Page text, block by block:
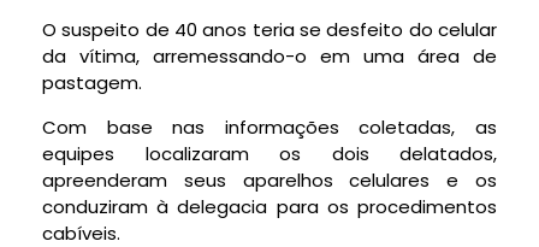
O suspeito de 40 anos teria se desfeito do celular
da vítima, arremessando-o em uma área de
pastagem.
Com base nas informações coletadas, as
equipes localizaram os dois delatados,
apreenderam seus aparelhos celulares e os
conduziram à delegacia para os procedimentos
cabíveis.